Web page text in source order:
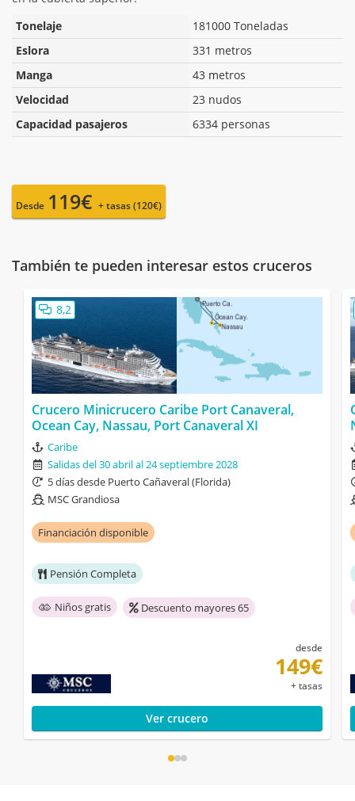
Tonelaje
181000 Toneladas
Eslora
331 metros
Manga
43 metros
Velocidad
23 nudos
Capacidad pasajeros
6334 personas
Desde 119€ + tasas (120€)
También te pueden interesar estos cruceros
8,2
Crucero Minicrucero Caribe Port Canaveral,
Ocean Cay, Nassau, Port Canaveral XI
Caribe
Salidas del 30 abril al 24 septiembre 2028
5 días desde Puerto Cañaveral (Florida)
MSC Grandiosa
Financiación disponible
Pensión Completa
Niños gratis Descuento mayores 65
desde
149€
+ tasas
Ver crucero